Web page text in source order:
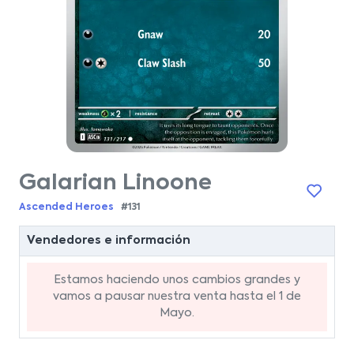
Galarian Linoone
Ascended Heroes #131
Vendedores e información
Estamos haciendo unos cambios grandes y
vamos a pausar nuestra venta hasta el 1 de
Mayo.